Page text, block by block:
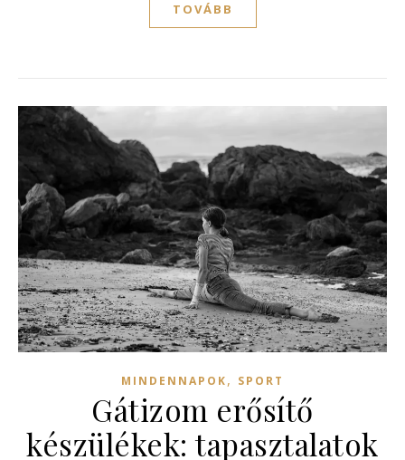
TOVÁBB
MINDENNAPOK, SPORT
Gátizom erősítő
készülékek: tapasztalatok